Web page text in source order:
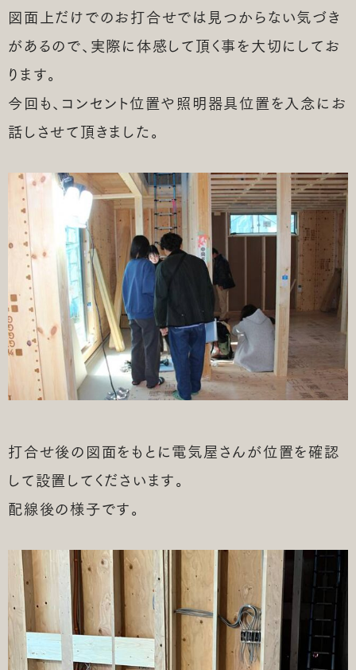
図面上だけでのお打合せでは見つからない気づき
があるので、実際に体感して頂く事を大切にしてお
ります。
今回も、コンセント位置や照明器具位置を入念にお
話しさせて頂きました。
打合せ後の図面をもとに電気屋さんが位置を確認
して設置してくださいます。
配線後の様子です。